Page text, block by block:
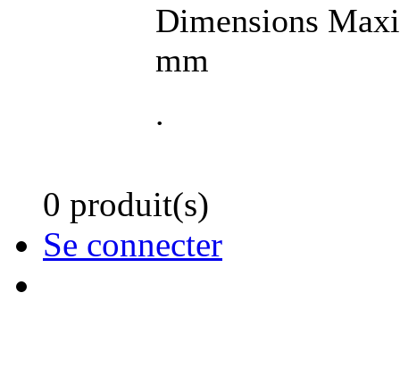
Dimensions
mm
.
0 produit(s)
Se connecter